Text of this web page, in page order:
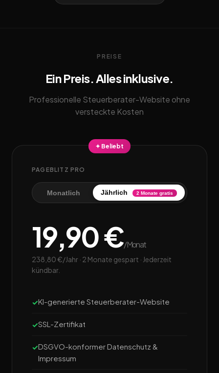
PREISE
Ein Preis. Alles inklusive.
Professionelle Steuerberater-Website ohne
versteckte Kosten
✦ Beliebt
PAGEBLITZ PRO
Monatlich Jährlich 2 Monate gratis
19,90 €/Monat
238,80 €/Jahr · 2 Monate gespart · Jederzeit
kündbar.
KI-generierte Steuerberater-Website
SSL-Zertifikat
DSGVO-konformer Datenschutz &
Impressum